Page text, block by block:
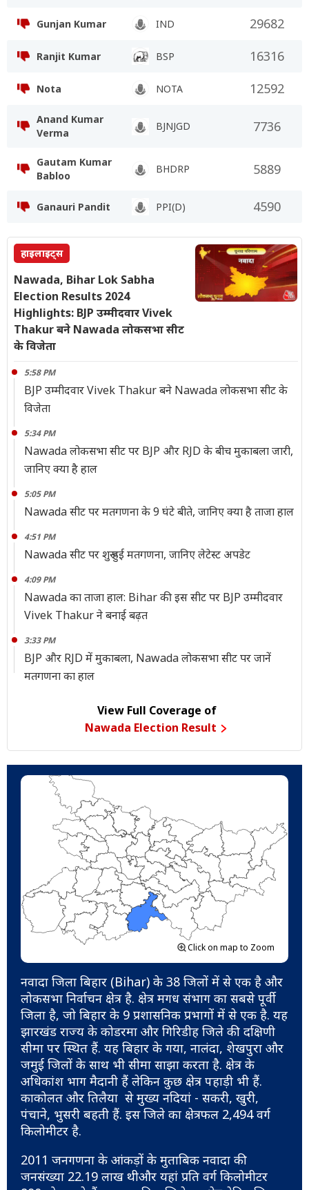
Gunjan Kumar IND 29682
Ranjit Kumar BSP 16316
Nota NOTA 12592
Anand Kumar
Verma
BJNJGD 7736
Gautam Kumar
Babloo
BHDRP 5889
Ganauri Pandit PPI(D) 4590
हाइलाइट्स
Nawada, Bihar Lok Sabha
Election Results 2024
Highlights: BJP उम्मीदवार Vivek
Thakur बने Nawada लोकसभा सीट
के विजेता
5:58 PM
BJP उम्मीदवार Vivek Thakur बने Nawada लोकसभा सीट के
विजेता
5:34 PM
Nawada लोकसभा सीट पर BJP और RJD के बीच मुकाबला जारी,
जानिए क्या है हाल
5:05 PM
Nawada सीट पर मतगणना के 9 घंटे बीते, जानिए क्या है ताजा हाल
4:51 PM
Nawada सीट पर शुरू हुई मतगणना, जानिए लेटेस्ट अपडेट
4:09 PM
Nawada का ताजा हाल: Bihar की इस सीट पर BJP उम्मीदवार
Vivek Thakur ने बनाई बढ़त
3:33 PM
BJP और RJD में मुकाबला, Nawada लोकसभा सीट पर जानें
मतगणना का हाल
View Full Coverage of
Nawada Election Result
Click on map to Zoom
नवादा जिला बिहार (Bihar) के 38 जिलों में से एक है और
लोकसभा निर्वाचन क्षेत्र है. क्षेत्र मगध संभाग का सबसे पूर्वी
जिला है, जो बिहार के 9 प्रशासनिक प्रभागों में से एक है. यह
झारखंड राज्य के कोडरमा और गिरिडीह जिले की दक्षिणी
सीमा पर स्थित हैं. यह बिहार के गया, नालंदा, शेखपुरा और
जमुई जिलों के साथ भी सीमा साझा करता है. क्षेत्र के
अधिकांश भाग मैदानी हैं लेकिन कुछ क्षेत्र पहाड़ी भी हैं.
काकोलत और तिलैया से मुख्य नदियां - सकरी, खुरी,
पंचाने, भुसरी बहती हैं. इस जिले का क्षेत्रफल 2,494 वर्ग
किलोमीटर है.
2011 जनगणना के आंकड़ों के मुताबिक नवादा की
जनसंख्या 22.19 लाख थीऔर यहां प्रति वर्ग किलोमीटर